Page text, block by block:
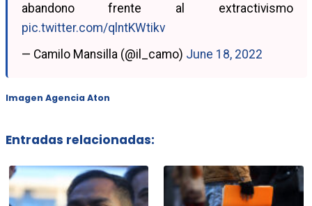
abandono frente al extractivismo
pic.twitter.com/qlntKWtikv
— Camilo Mansilla (@il_camo) June 18, 2022
Imagen Agencia Aton
Entradas relacionadas: